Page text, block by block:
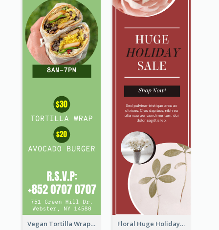
Vegan Tortilla Wrap Sale Wide Skyscraper Banner Floral Huge Holiday Sale Wide Skyscraper Banner